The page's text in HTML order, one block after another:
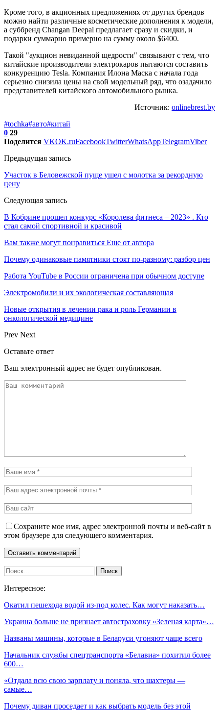
Кроме того, в акционных предложениях от других брендов
можно найти различные косметические дополнения к модели,
а суббренд Changan Deepal предлагает сразу и скидки, и
подарки суммарно примерно на сумму около $6400.
Такой "аукцион невиданной щедрости" связывают с тем, что
китайские производители электрокаров пытаются составить
конкуренцию Tesla. Компания Илона Маска с начала года
серьезно снизила цены на свой модельный ряд, что озадачило
представителей китайского автомобильного рынка.
Источник: onlinebrest.by
#tochka#авто#китай
0 29
Поделится VKOK.ruFacebookTwitterWhatsAppTelegramViber
Предыдущая запись
Участок в Беловежской пуще ушел с молотка за рекордную
цену
Следующая запись
В Кобрине прошел конкурс «Королева фитнеса – 2023» . Кто
стал самой спортивной и красивой
Вам также могут понравиться Еще от автора
Почему одинаковые памятники стоят по-разному: разбор цен
Работа YouTube в России ограничена при обычном доступе
Электромобили и их экологическая составляющая
Новые открытия в лечении рака и роль Германии в
онкологической медицине
Prev Next
Оставьте ответ
Ваш электронный адрес не будет опубликован.
Сохраните мое имя, адрес электронной почты и веб-сайт в
этом браузере для следующего комментария.
Интересное:
Окатил пешехода водой из-под колес. Как могут наказать…
Украина больше не признает автостраховку «Зеленая карта»…
Названы машины, которые в Беларуси угоняют чаще всего
Начальник службы спецтранспорта «Белавиа» похитил более
600…
«Отдала всю свою зарплату и поняла, что шахтеры —
самые…
Почему диван проседает и как выбрать модель без этой